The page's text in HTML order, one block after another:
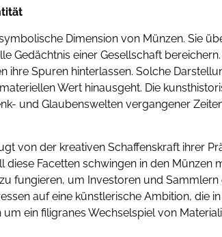
Dimension von Münzen. Sie
Gedächtnis einer Gesellschaft
ihre Spuren hinterlassen. Solche
Wert hinausgeht. Die
und Glaubenswelten vergangener
von der kreativen Schaffenskraft ihrer
diese Facetten schwingen in den Münzen
fungieren, um Investoren und
auf eine künstlerische Ambition, die
ein filigranes Wechselspiel von